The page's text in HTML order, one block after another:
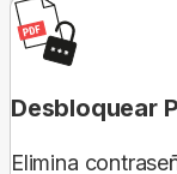
Desbloquear
Elimina